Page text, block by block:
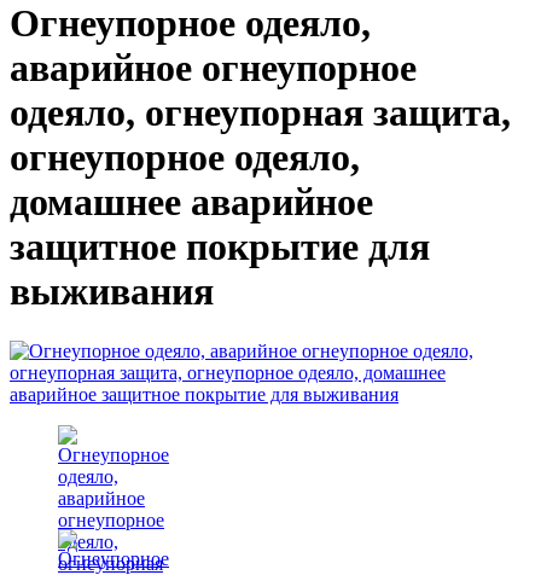
Огнеупорное одеяло,
аварийное огнеупорное
одеяло, огнеупорная защита,
огнеупорное одеяло,
домашнее аварийное
защитное покрытие для
выживания